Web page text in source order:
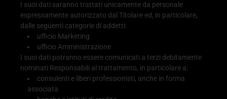
I suoi dati saranno trattati unicamente da personale
espressamente autorizzato dal Titolare ed, in particolare,
dalle seguenti categorie di addetti:
ufficio Marketing
ufficio Amministrazione
I suoi dati potranno essere comunicati a terzi debitamente
nominati Responsabili al trattamento, in particolare a:
consulenti e liberi professionisti, anche in forma
associata